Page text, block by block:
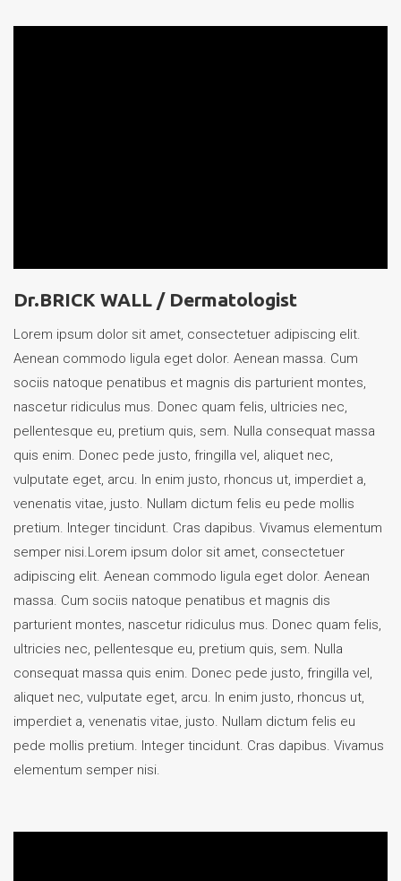
Dr.BRICK WALL / Dermatologist
Lorem ipsum dolor sit amet, consectetuer adipiscing elit.
Aenean commodo ligula eget dolor. Aenean massa. Cum
sociis natoque penatibus et magnis dis parturient montes,
nascetur ridiculus mus. Donec quam felis, ultricies nec,
pellentesque eu, pretium quis, sem. Nulla consequat massa
quis enim. Donec pede justo, fringilla vel, aliquet nec,
vulputate eget, arcu. In enim justo, rhoncus ut, imperdiet a,
venenatis vitae, justo. Nullam dictum felis eu pede mollis
pretium. Integer tincidunt. Cras dapibus. Vivamus elementum
semper nisi.Lorem ipsum dolor sit amet, consectetuer
adipiscing elit. Aenean commodo ligula eget dolor. Aenean
massa. Cum sociis natoque penatibus et magnis dis
parturient montes, nascetur ridiculus mus. Donec quam felis,
ultricies nec, pellentesque eu, pretium quis, sem. Nulla
consequat massa quis enim. Donec pede justo, fringilla vel,
aliquet nec, vulputate eget, arcu. In enim justo, rhoncus ut,
imperdiet a, venenatis vitae, justo. Nullam dictum felis eu
pede mollis pretium. Integer tincidunt. Cras dapibus. Vivamus
elementum semper nisi.